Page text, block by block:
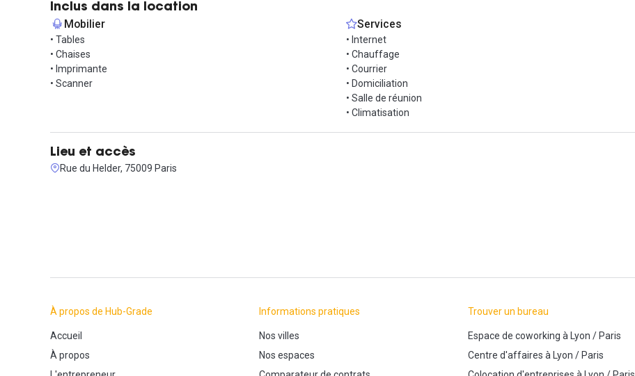
Prix pour 8 jours par mois: 580€
Inclus dans la location
Mobilier
• Tables
• Chaises
• Imprimante
• Scanner
Services
• Internet
• Chauffage
• Courrier
• Domiciliation
• Salle de réunion
• Climatisation
Lieu et accès
Rue du Helder, 75009 Paris
À propos de Hub-Grade
Accueil
À propos
Informations pratiques
Nos villes
Nos espaces
Trouver un bureau
Espace de coworking à Lyon /Paris
Centre d'affaires à Lyon /Paris